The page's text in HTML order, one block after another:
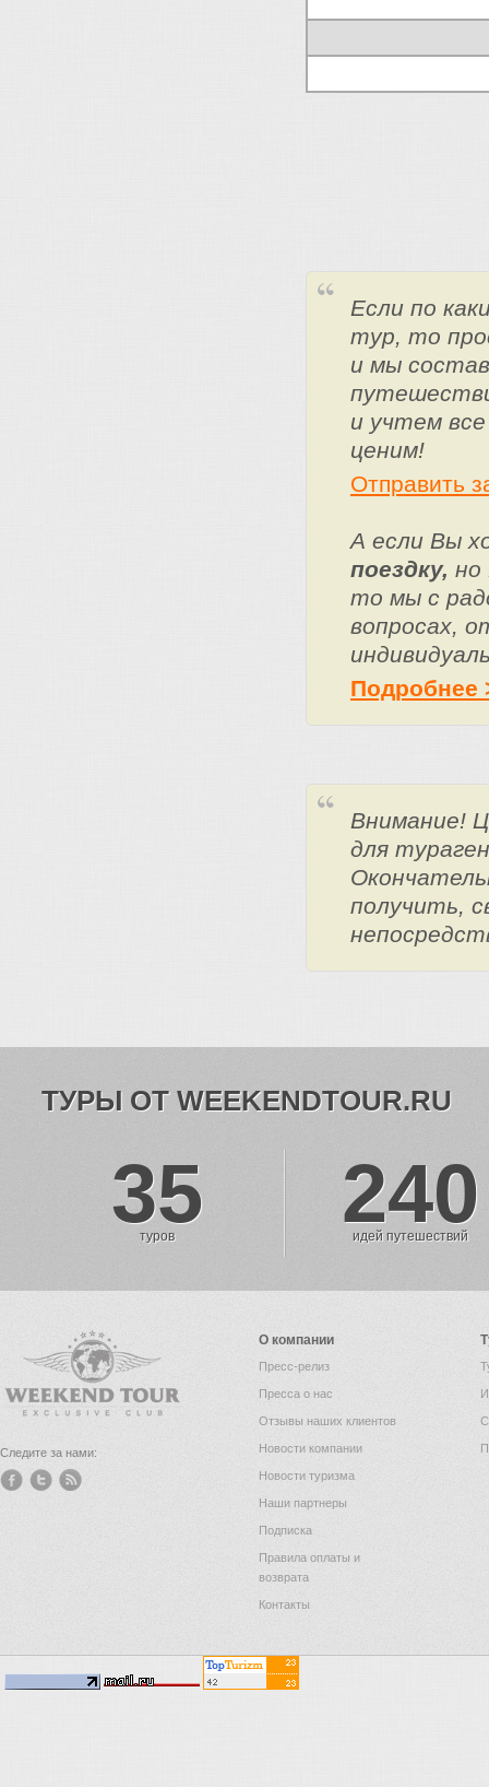
Если по
тур, то
и мы
и учтем
ценим!
Отправить
А если Вы
поездку, но
то мы с
вопросах,
Подробнее
Внимание!
для
получить,
ТУРЫ ОТ WEEKENDTOUR.RU
35
туров 240
идей путешествий
Следите за нами:
О компании
Пресс-релиз
Пресса о нас
Отзывы наших клиентов
Новости компании
Новости туризма
Наши партнеры
Подписка
Правила оплаты и
возврата
Контакты